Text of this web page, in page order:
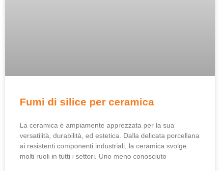
Fumi di silice per ceramica
La ceramica è ampiamente apprezzata per la sua
versatilità, durabilità, ed estetica. Dalla delicata porcellana
ai resistenti componenti industriali, la ceramica svolge
molti ruoli in tutti i settori. Uno meno conosciuto